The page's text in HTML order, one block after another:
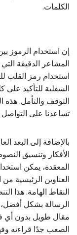
الكلمات.
إن استخدام الرموز
المشاعر الدقيقة
استخدام رمز القلب
السفلية للتأكيد على
التوقف والتأمل. هذه
تساعدنا على التواصل
بالإضافة إلى البعد
الأفكار وتنسيق
المعقدة، يمكن
العناوين الرئيسية
النقاط الهامة. هذا
الرسالة بشكل أفضل،
مقال طويل بدون أي
الصعب جدًا قراءته